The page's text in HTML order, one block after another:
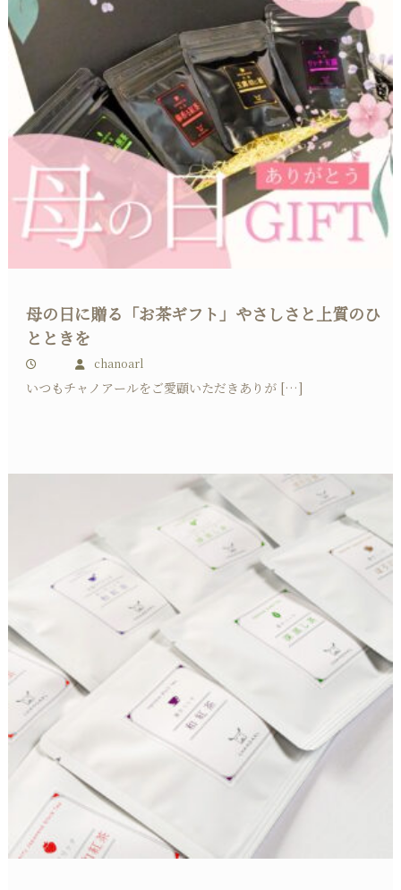
母の日に贈る「お茶ギフト」やさしさと上質のひ
とときを
chanoarl
いつもチャノアールをご愛顧いただきありが […]